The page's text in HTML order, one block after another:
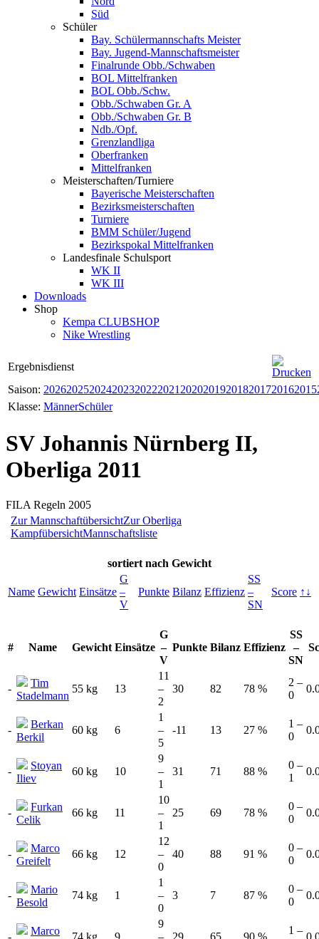
Süd
Schüler
Bay. Schülermannschafts Meister
Bay. Jugend-Mannschaftsmeister
Finalrunde Obb./Schwaben
BOL Mittelfranken
BOL Obb./Schw.
Obb./Schwaben Gr. A
Obb./Schwaben Gr. B
Ndb./Opf.
Grenzlandliga
Oberfranken
Mittelfranken
Meisterschaften/Turniere
Bayerische Meisterschaften
Bezirksmeisterschaften
Turniere
BMM Schüler/Jugend
Bezirkspokal Mittelfranken
Landesfinale Schulsport
WK II
WK III
Downloads
Shop
Kempa CLUBSHOP
Nike Wrestling
Ergebnisdienst
Saison: 202620252024202320222021 202020192018201720162015
Klasse: MännerSchüler
SV Johannis Nürnberg II,
Oberliga 2011
FILA Regeln 2005
Zur MannschaftübersichtZur Oberliga
KampfübersichtMannschaftsliste
sortiert nach Gewicht
Name Gewicht Einsätze
G
–
V
Punkte Bilanz Effizienz
SS
–
SN
Score ↑↓
# Name Gewicht Einsätze
G
–
V
Punkte Bilanz Effizienz
SS
–
SN
-
Tim
Stadelmann
55 kg 13
11
–
2
30 82 78 %
2 –
0
-
Berkan
Berkil
60 kg 6
1
–
5
-11 13 27 %
1 –
0
-
Stoyan
Iliev
60 kg 10
9
–
1
31 71 88 %
0 –
1
-
Furkan
Celik
66 kg 11
10
–
1
25 69 78 %
0 –
0
-
Marco
Greifelt
66 kg 12
12
–
0
40 88 91 %
0 –
0
-
Mario
Besold
74 kg 1
1
–
0
3 7 87 %
0 –
0
-
Marco
74 kg 9
9
–
29 65 90 %
1 –